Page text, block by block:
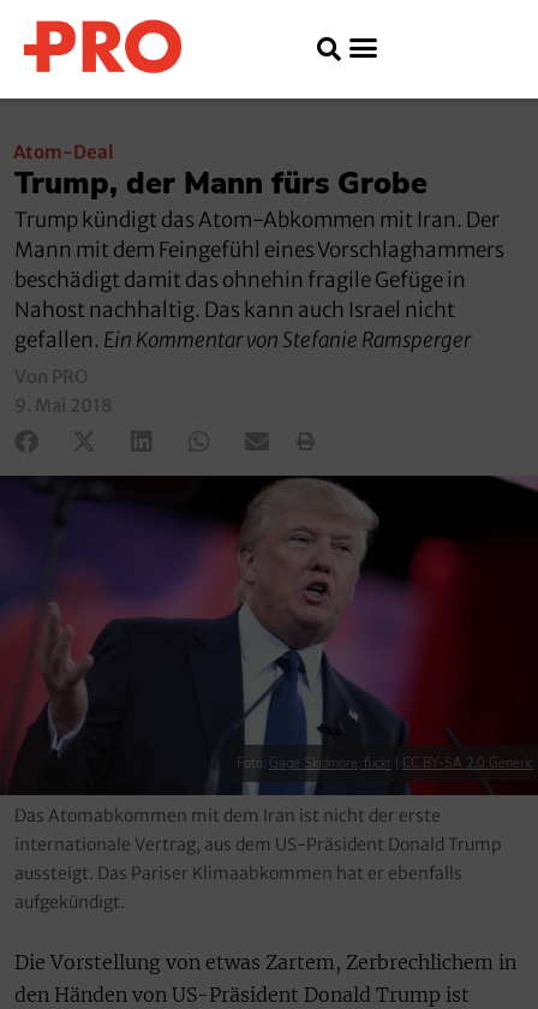
Atom-Deal
Trump, der Mann fürs Grobe
Trump kündigt das Atom-Abkommen mit Iran. Der
Mann mit dem Feingefühl eines Vorschlaghammers
beschädigt damit das ohnehin fragile Gefüge in
Nahost nachhaltig. Das kann auch Israel nicht
gefallen. Ein Kommentar von Stefanie Ramsperger
Von PRO
9. Mai 2018
Foto: Gage Skidmore, flickr CC BY-SA 2.0 Generic
Das Atomabkommen mit dem Iran ist nicht der erste
internationale Vertrag, aus dem US-Präsident Donald Trump
aussteigt. Das Pariser Klimaabkommen hat er ebenfalls
aufgekündigt.
Die Vorstellung von etwas Zartem, Zerbrechlichem in
den Händen von US-Präsident Donald Trump ist